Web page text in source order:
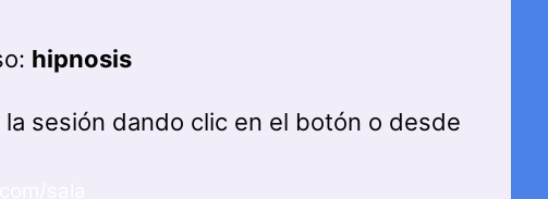
hipnosis
sesión dando clic en el botón o desde